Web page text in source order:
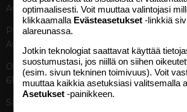
Avoinna ma–pe 8–19
Painettu lehti (09) 156 665
Avoinna ma–pe 8–19
Otavamedian vaihde (09) 156
61
Sähköposti (digi)
Tietoa
TUOTTEET
optimaalisesti. Voit muuttaa valintojasi
klikkaamalla Evästeasetukset -linkkiä
alareunassa.
Jotkin teknologiat saattavat käyttää
suostumustasi, jos niillä on siihen
(esim. sivun tekninen toimivuus). Voit
muuttaa kaikkia asetuksiasi valitsemalla
Asetukset -painikkeen.